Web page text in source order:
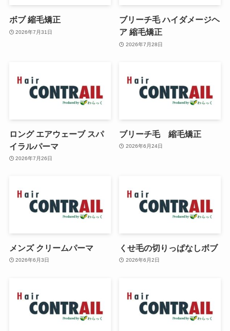
ボブ 縮毛矯正
2026年7月31日
ブリーチ毛 ハイダメージヘ
ア 縮毛矯正
2026年7月28日
ロング エアウェーブ スパ
イラルパーマ
2026年7月26日
ブリーチ毛 縮毛矯正
2026年6月24日
メンズ クリームパーマ
2026年6月3日
くせ毛の切りっぱなしボブ
2026年6月2日